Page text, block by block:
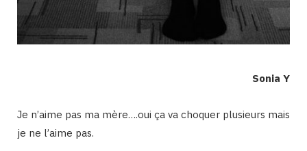
Sonia Y
Je n’aime pas ma mère….oui ça va choquer plusieurs mais
je ne l’aime pas.